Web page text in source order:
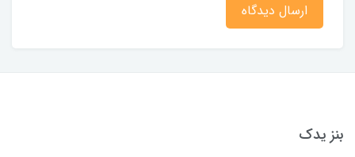
ارسال دیدگاه
بنز یدک